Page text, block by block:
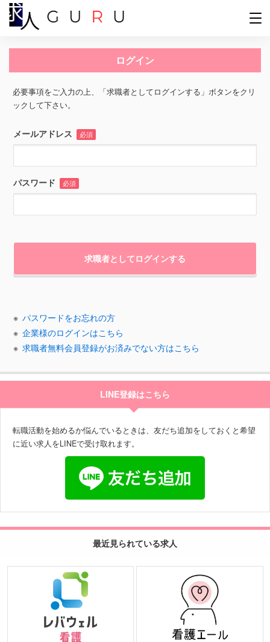
ログイン
必要事項をご入力の上、「求職者としてログインする」ボタンをクリ
ックして下さい。
メールアドレス 必須
パスワード 必須
パスワードをお忘れの方
企業様のログインはこちら
求職者無料会員登録がお済みでない方はこちら
LINE登録はこちら
転職活動を始めるか悩んでいるときは、友だち追加をしておくと希望
に近い求人をLINEで受け取れます。
最近見られている求人